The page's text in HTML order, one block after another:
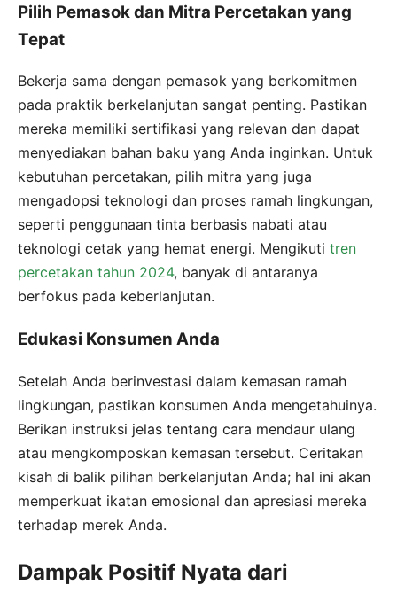
Pilih Pemasok dan Mitra Percetakan yang
Tepat
Bekerja sama dengan pemasok yang berkomitmen
pada praktik berkelanjutan sangat penting. Pastikan
mereka memiliki sertifikasi yang relevan dan dapat
menyediakan bahan baku yang Anda inginkan. Untuk
kebutuhan percetakan, pilih mitra yang juga
mengadopsi teknologi dan proses ramah lingkungan,
seperti penggunaan tinta berbasis nabati atau
teknologi cetak yang hemat energi. Mengikuti tren
percetakan tahun 2024, banyak di antaranya
berfokus pada keberlanjutan.
Edukasi Konsumen Anda
Setelah Anda berinvestasi dalam kemasan ramah
lingkungan, pastikan konsumen Anda mengetahuinya.
Berikan instruksi jelas tentang cara mendaur ulang
atau mengkomposkan kemasan tersebut. Ceritakan
kisah di balik pilihan berkelanjutan Anda; hal ini akan
memperkuat ikatan emosional dan apresiasi mereka
terhadap merek Anda.
Dampak Positif Nyata dari